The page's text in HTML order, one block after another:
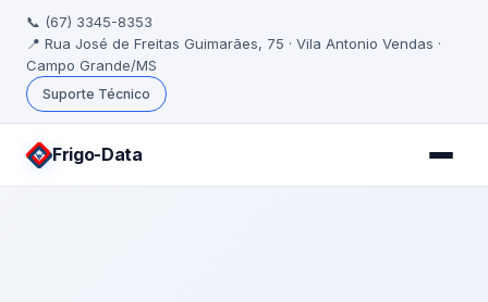
📞 (67) 3345-8353
📍 Rua José de Freitas Guimarães, 75 · Vila Antonio Vendas ·
Campo Grande/MS
Suporte Técnico
Frigo-Data